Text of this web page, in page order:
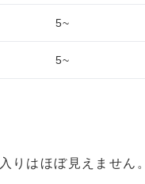
5~
5~
りはほぼ見えません。